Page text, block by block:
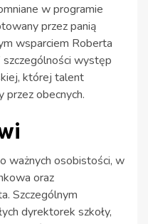
w programie
przez panią
wsparciem Roberta
szczególności występ
której talent
przez obecnych.
ważnych osobistości, w
oraz
Szczególnym
dyrektorek szkoły,